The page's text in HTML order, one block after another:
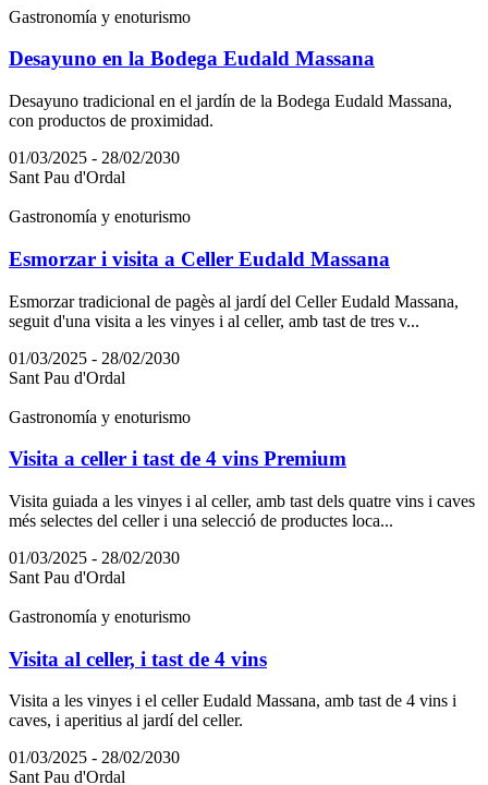
Gastronomía y enoturismo
Desayuno en la Bodega Eudald Massana
Desayuno tradicional en el jardín de la Bodega Eudald Massana,
con productos de proximidad.
01/03/2025 - 28/02/2030
Sant Pau d'Ordal
Gastronomía y enoturismo
Esmorzar i visita a Celler Eudald Massana
Esmorzar tradicional de pagès al jardí del Celler Eudald Massana,
seguit d'una visita a les vinyes i al celler, amb tast de tres v...
01/03/2025 - 28/02/2030
Sant Pau d'Ordal
Gastronomía y enoturismo
Visita a celler i tast de 4 vins Premium
Visita guiada a les vinyes i al celler, amb tast dels quatre vins i caves
més selectes del celler i una selecció de productes loca...
01/03/2025 - 28/02/2030
Sant Pau d'Ordal
Gastronomía y enoturismo
Visita al celler, i tast de 4 vins
Visita a les vinyes i el celler Eudald Massana, amb tast de 4 vins i
caves, i aperitius al jardí del celler.
01/03/2025 - 28/02/2030
Sant Pau d'Ordal